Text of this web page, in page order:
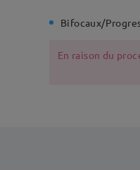
Bifocaux/
En raison du